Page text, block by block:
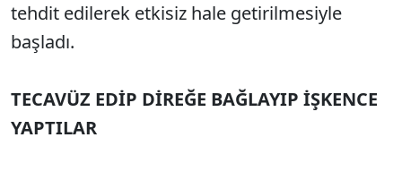
tehdit edilerek etkisiz hale getirilmesiyle
başladı.
TECAVÜZ EDİP DİREĞE BAĞLAYIP İŞKENCE
YAPTILAR